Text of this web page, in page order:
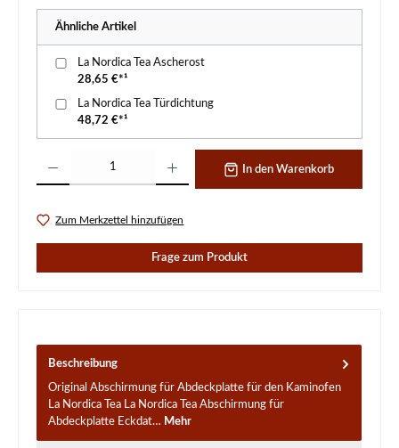
Ähnliche Artikel
La Nordica Tea Ascherost
28,65 €*¹
La Nordica Tea Türdichtung
48,72 €*¹
In den Warenkorb
Zum Merkzettel hinzufügen
Frage zum Produkt
Beschreibung
Original Abschirmung für Abdeckplatte für den Kaminofen
La Nordica Tea La Nordica Tea Abschirmung für
Abdeckplatte Eckdat… Mehr